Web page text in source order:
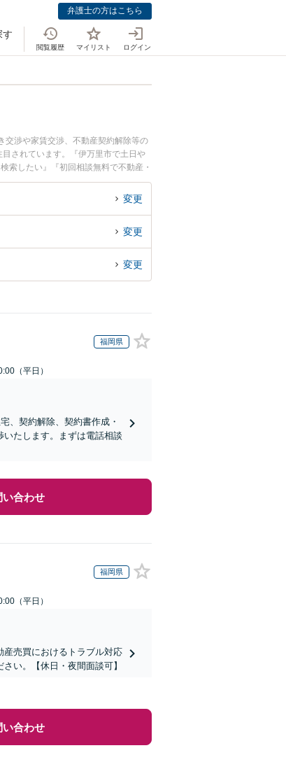
弁護士の方はこちら
す
閲覧履歴 マイリスト ログイン
交渉や家賃交渉、不動産契約解除等の
されています。『伊万里市で土日や
索したい』『初回相談無料で不動産・
変更
変更
変更
福岡県
（平日）
、契約解除、契約書作成・
たします。まずは電話相談
い合わせ
福岡県
（平日）
産売買におけるトラブル対応
い。【休日・夜間面談可】
い合わせ